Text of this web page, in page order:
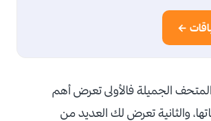
←
الجميلة فالأولى تعرض أهم
والثانية تعرض لك العديد من